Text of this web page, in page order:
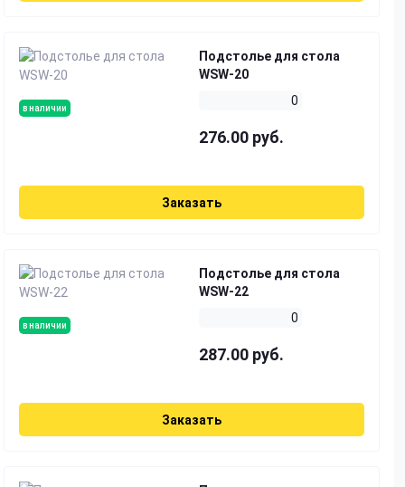
в наличии
Подстолье для стола
WSW-20
0
276.00 руб.
Заказать
в наличии
Подстолье для стола
WSW-22
0
287.00 руб.
Заказать